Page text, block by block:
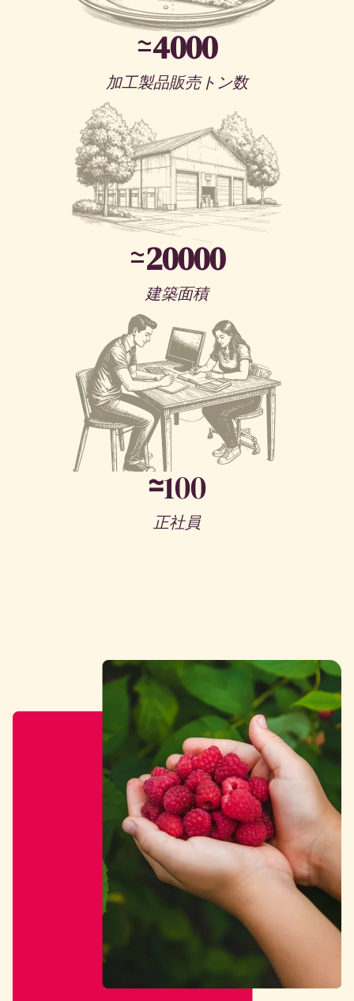
≃4000
加工製品販売トン数
≃20000
建築面積
≃100
正社員